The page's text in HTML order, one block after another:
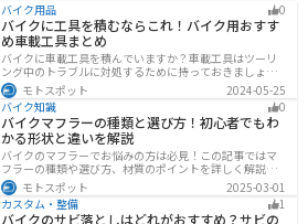
バイク用品 0
バイクに工具を積むならこれ！バイク用おすす
め車載工具まとめ
バイクに車載工具を積んでいますか？車載工具はツーリ
ング中のトラブルに対処するために持っておきましょ
う。車載工具でどんなことができるのか、どんな車載工
具を持っておけばいいのかなど、バイク用車載工具につ
いて紹介します！
モトスポット
2024-05-25
バイク知識
0
バイクマフラーの種類と選び方！初心者でもわ
かる形状と違いを解説
バイクのマフラーでお悩みの方は必見！この記事ではマ
フラーの種類や選び方、材質のポイントを詳しく解説し
ています。実は初めてのカスタマイズには、先端だけ変
えられるスリップオンマフラーがおすすめです。記事を
読めば、理想のサウンドと走りを手に入れられます。
モトスポット
2025-03-01
カスタム・整備
1
バイクのサビ落としはどれがおすすめ？サビの